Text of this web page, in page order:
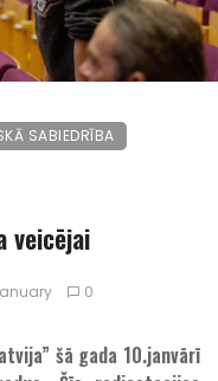
SABIEDRĪBA
veicējai
0
šā gada 10.janvārī